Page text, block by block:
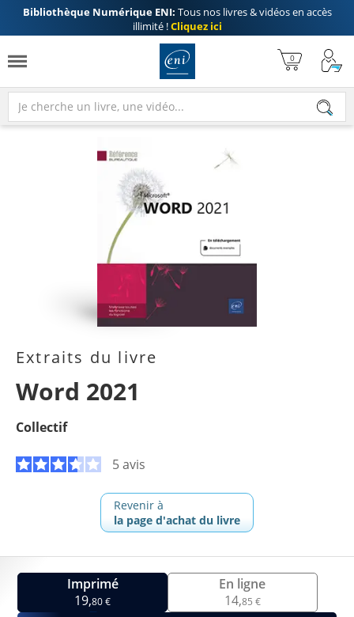
Bibliothèque Numérique ENI: Tous nos livres & vidéos en accès
illimité !Cliquez ici
Extraits du livre
Word 2021
Collectif
5 avis
Revenir à
la page d'achat du livre
Imprimé
19,80 €
En ligne
14,85 €